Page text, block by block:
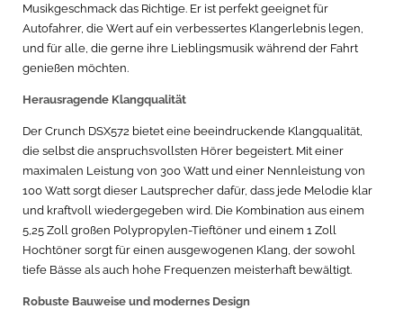
Musikgeschmack das Richtige. Er ist perfekt geeignet für
Autofahrer, die Wert auf ein verbessertes Klangerlebnis legen,
und für alle, die gerne ihre Lieblingsmusik während der Fahrt
genießen möchten.
Herausragende Klangqualität
Der Crunch DSX572 bietet eine beeindruckende Klangqualität,
die selbst die anspruchsvollsten Hörer begeistert. Mit einer
maximalen Leistung von 300 Watt und einer Nennleistung von
100 Watt sorgt dieser Lautsprecher dafür, dass jede Melodie klar
und kraftvoll wiedergegeben wird. Die Kombination aus einem
5,25 Zoll großen Polypropylen-Tieftöner und einem 1 Zoll
Hochtöner sorgt für einen ausgewogenen Klang, der sowohl
tiefe Bässe als auch hohe Frequenzen meisterhaft bewältigt.
Robuste Bauweise und modernes Design